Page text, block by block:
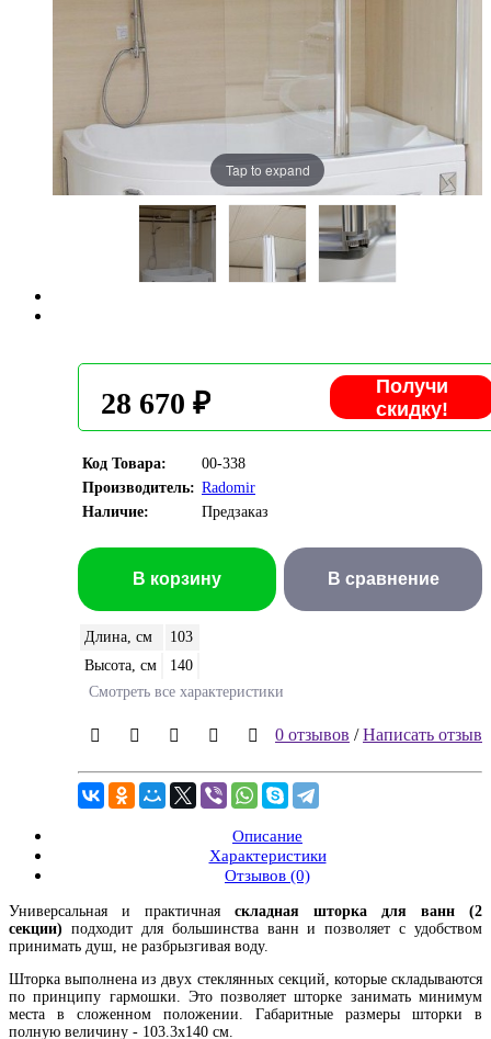
Tap to expand
28 670 ₽
Получи
скидку!
Код Товара:
00-338
Производитель: Radomir
Наличие:
Предзаказ
В сравнение
В корзину
Длина, см
103
Высота, см
140
Смотреть все характеристики
0 отзывов /Написать отзыв
Описание
Характеристики
Отзывов (0)
Универсальная и практичная складная шторка для ванн (2
секции) подходит для большинства ванн и позволяет с удобством
принимать душ, не разбрызгивая воду.
Шторка выполнена из двух стеклянных секций, которые складываются
по принципу гармошки. Это позволяет шторке занимать минимум
места в сложенном положении. Габаритные размеры шторки в
полную величину - 103.3х140 см.